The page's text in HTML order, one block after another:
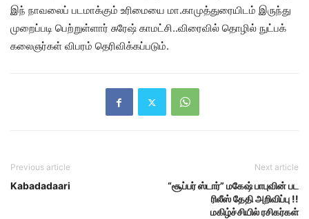
இந் நாவலைப் படமாக்கும் உரிமையை மா.காமுத்துரையிடம் இருந்து
முறைப்படி பெற்றுள்ளார் சுரேஷ் காமட்சி..விரைவில் தொழில் நுட்பக்
கலைஞர்கள் விபரம் தெரிவிக்கப்படும்.
Previous article
Kabadadaari
Next article
“சூப்பர் ஸ்டார்” மகேஷ் பாபுவின் பட
ரிலீஸ் தேதி அறிவிப்பு !!
மகிழ்ச்சியில் ரசிகர்கள்